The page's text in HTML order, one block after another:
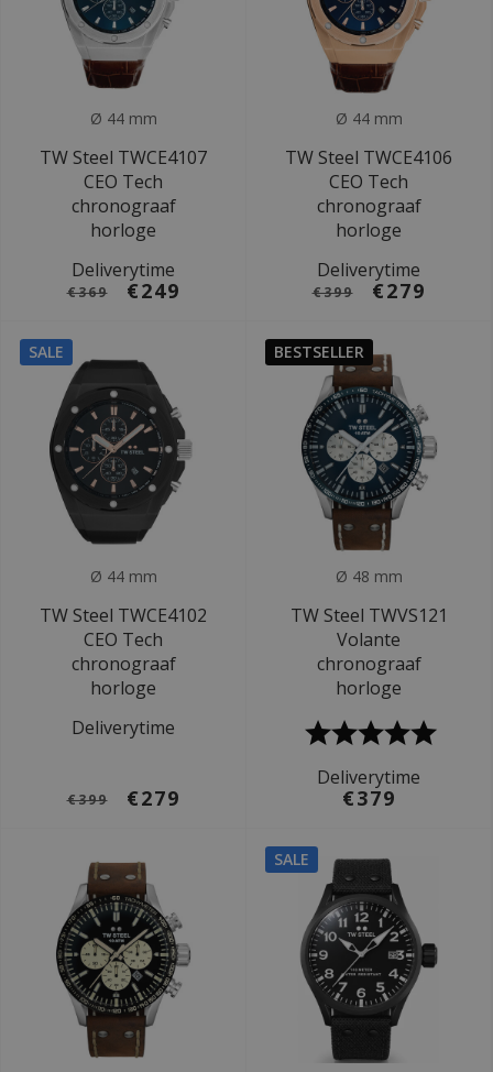
Ø 44 mm
TW Steel TWCE4107
CEO Tech
chronograaf
horloge
Deliverytime
€369 €249
Ø 44 mm
TW Steel TWCE4106
CEO Tech
chronograaf
horloge
Deliverytime
€399 €279
SALE
Ø 44 mm
TW Steel TWCE4102
CEO Tech
chronograaf
horloge
Deliverytime
€399 €279
BESTSELLER
Ø 48 mm
TW Steel TWVS121
Volante
chronograaf
horloge
Deliverytime
€379
SALE